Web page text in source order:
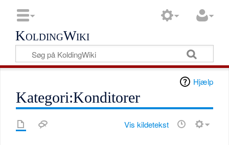
KoldingWiki
Hjælp
Kategori:Konditorer
Vis kildetekst